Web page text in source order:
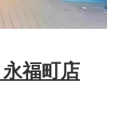
福町店